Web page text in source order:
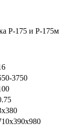
Р-175 и Р-175м
3750